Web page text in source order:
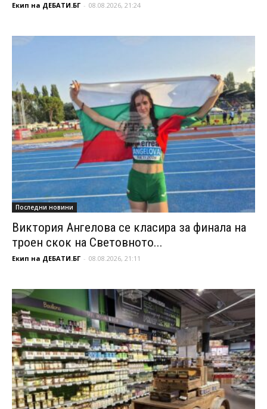
Екип на ДЕБАТИ.БГ - 08.08.2026, 21:24
Последни новини
Виктория Ангелова се класира за финала на
троен скок на Световното...
Екип на ДЕБАТИ.БГ - 08.08.2026, 21:11